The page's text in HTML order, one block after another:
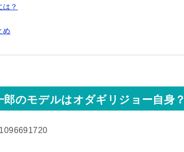
は？
め
郎のモデルはオダギリジョー自身？